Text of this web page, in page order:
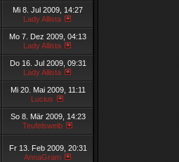
Mi 8. Jul 2009, 14:27
Lady Allista
Mo 7. Dez 2009, 04:13
Lady Allista
Do 16. Jul 2009, 09:31
Lady Allista
Mi 20. Mai 2009, 11:11
Lucius
So 8. Mär 2009, 14:23
Teufelsweib
Fr 13. Feb 2009, 20:31
AnnaGram